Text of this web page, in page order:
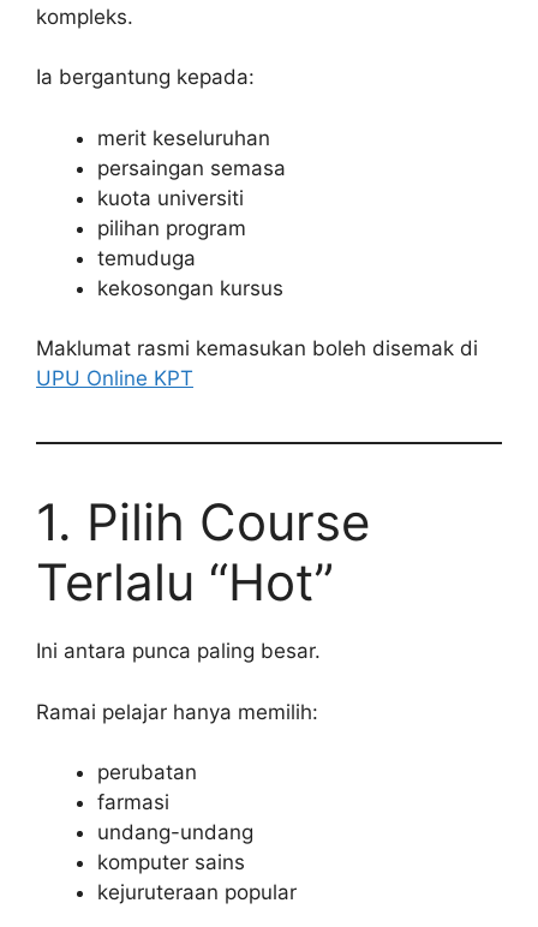
kompleks.
Ia bergantung kepada:
merit keseluruhan
persaingan semasa
kuota universiti
pilihan program
temuduga
kekosongan kursus
Maklumat rasmi kemasukan boleh disemak di
UPU Online KPT
1. Pilih Course
Terlalu “Hot”
Ini antara punca paling besar.
Ramai pelajar hanya memilih:
perubatan
farmasi
undang-undang
komputer sains
kejuruteraan popular